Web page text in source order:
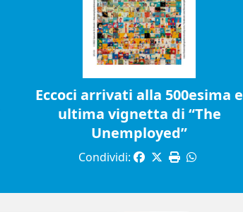
Eccoci arrivati alla 500esima e
ultima vignetta di “The
Unemployed”
Condividi: